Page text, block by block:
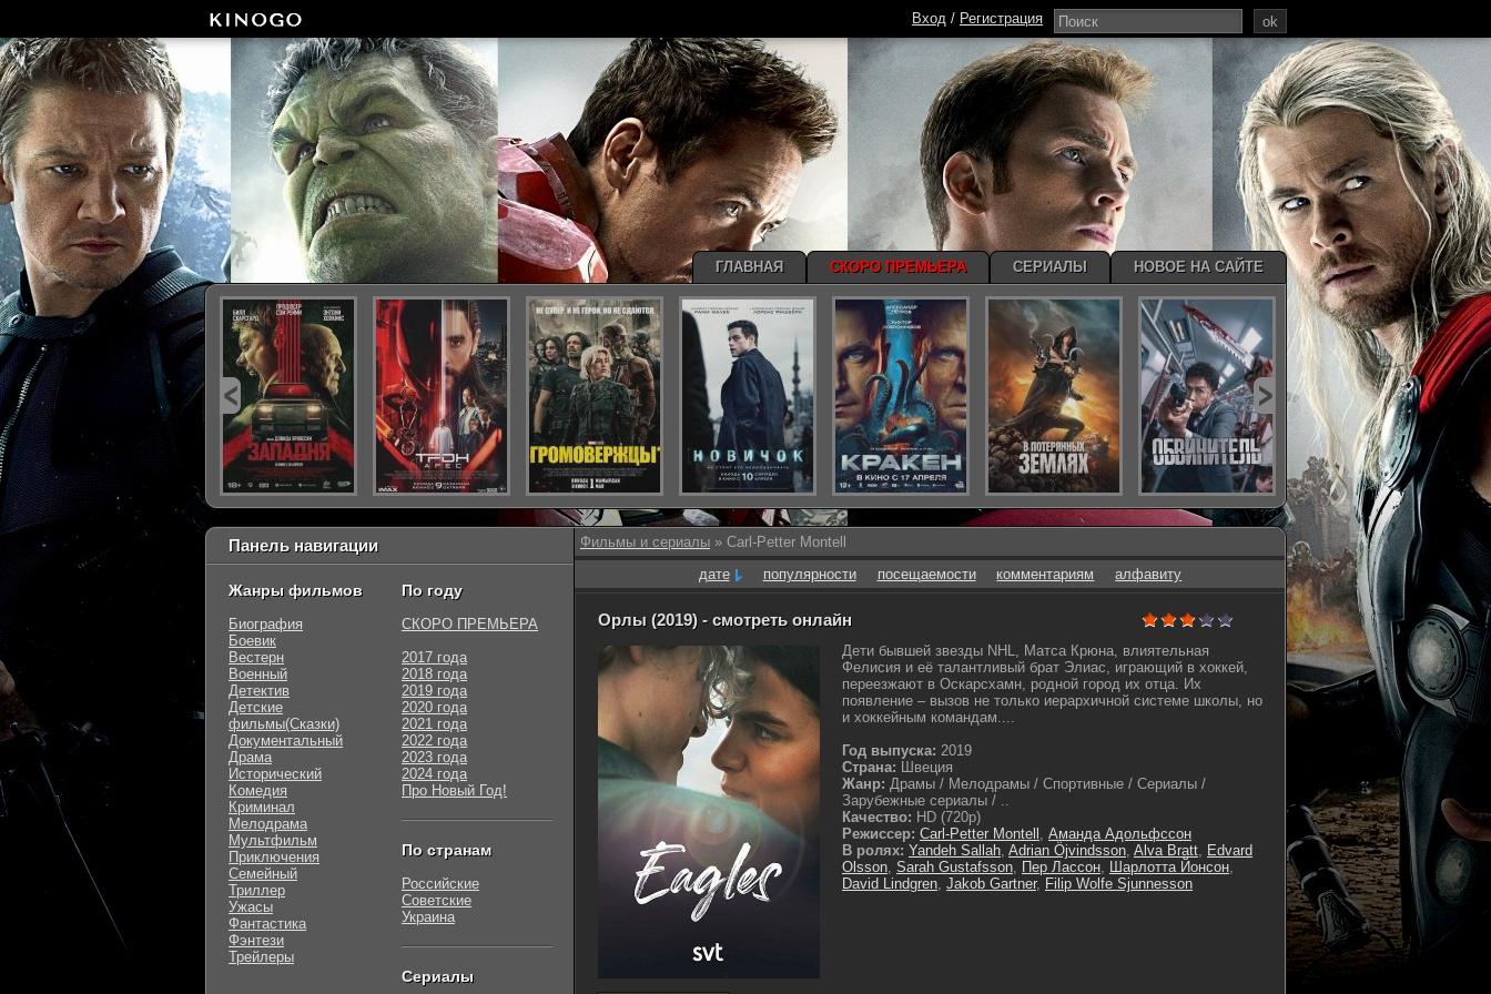
Фильмы и сериалы » Carl-Petter Montell
дате
популярности посещаемости комментариям алфавиту
Орлы (2019) - смотреть онлайн
Дети бывшей звезды NHL, Матса Крюна, влиятельная
Фелиcия и её талантливый брат Элиас, играющий в хоккей,
переезжают в Оскарсхамн, родной город их отца. Их
появление – вызов не только иерархичной системе школы, но
и хоккейным командам....
Год выпуска: 2019
Страна: Швеция
Жанр: Драмы / Мелодрамы / Спортивные / Сериалы /
Зарубежные сериалы / ..
Качество: HD (720p)
Режиссер: Carl-Petter Montell , Аманда Адольфссон
В ролях: Yandeh Sallah, Adrian Öjvindsson, Alva Bratt, Edvard
Olsson, Sarah Gustafsson, Пер Лассон, Шарлотта Йонсон,
David Lindgren, Jakob Gartner, Filip Wolfe Sjunnesson
Панель навигации
Жанры фильмов
Биография
Боевик
Вестерн
Военный
Детектив
Детские
фильмы(Сказки)
Документальный
Драма
Исторический
Комедия
Криминал
Мелодрама
Мультфильм
Приключения
Семейный
Триллер
Ужасы
Фантастика
Фэнтези
Трейлеры
По году
СКОРО ПРЕМЬЕРА
2017 года
2018 года
2019 года
2020 года
2021 года
2022 года
2023 года
2024 года
Про Новый Год!
По странам
Российские
Советские
Украина
Сериалы
ok
Вход / Регистрация
ГЛАВНАЯ СКОРО ПРЕМЬЕРА СЕРИАЛЫ НОВОЕ НА САЙТЕ